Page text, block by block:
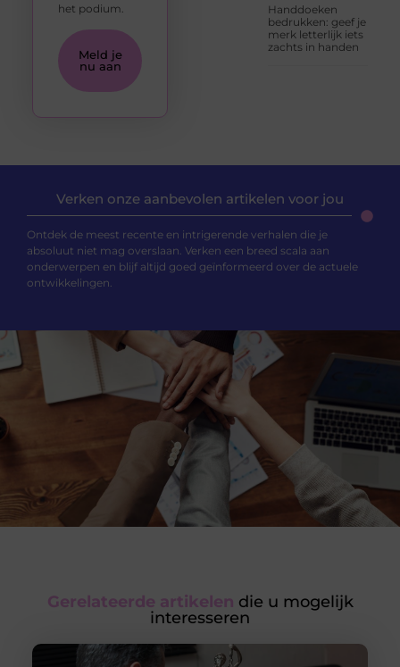
Handdoeken
bedrukken: geef je
merk letterlijk iets
zachts in handen
het podium.
Meld je
nu aan
Verken onze aanbevolen artikelen voor jou
Ontdek de meest recente en intrigerende verhalen die je
absoluut niet mag overslaan. Verken een breed scala aan
onderwerpen en blijf altijd goed geïnformeerd over de actuele
ontwikkelingen.
Gerelateerde artikelen die u mogelijk
interesseren